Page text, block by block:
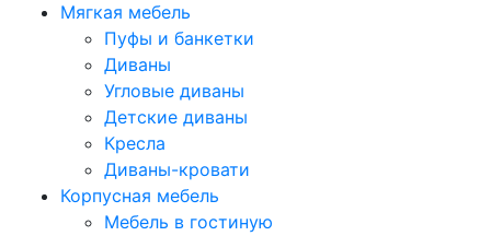
Мягкая мебель
Пуфы и банкетки
Диваны
Угловые диваны
Детские диваны
Кресла
Диваны-кровати
Корпусная мебель
Мебель в гостиную